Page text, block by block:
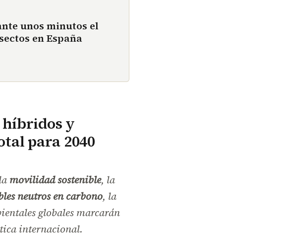
unos minutos el
en España
híbridos y
para 2040
movilidad sostenible, la
neutros en carbono, la
globales marcarán
internacional.